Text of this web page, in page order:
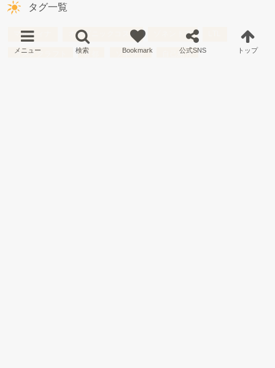
タグ一覧
マルティナ オーガニックコスメ ゾネントア
コスメクラフト 古都 ソネット 自己紹介